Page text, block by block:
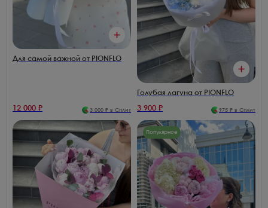
Для самой важной от PIONFLO
12 000 ₽ 3 000 ₽ в Сплит
Голубая лагуна от PIONFLO
3 900 ₽ 975 ₽ в Сплит
Популярное